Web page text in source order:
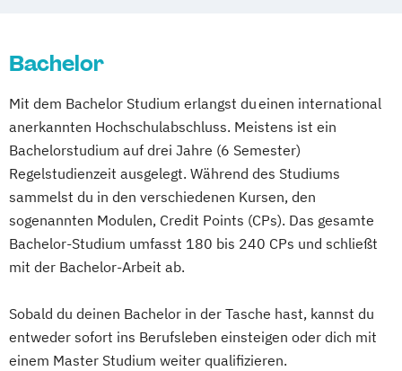
International Business Administration
Personalmanagement und Corporate
Learning
Rechnungswesen für das Management
Strategische Unternehmensplanung und
Financial Modeling
Unternehmensführung
Bachelor
Mit dem Bachelor Studium erlangst du einen international
anerkannten Hochschulabschluss. Meistens ist ein
Bachelorstudium auf drei Jahre (6 Semester)
Regelstudienzeit ausgelegt. Während des Studiums
sammelst du in den verschiedenen Kursen, den
sogenannten Modulen, Credit Points (CPs). Das gesamte
Bachelor-Studium umfasst 180 bis 240 CPs und schließt
mit der Bachelor-Arbeit ab.
Sobald du deinen Bachelor in der Tasche hast, kannst du
entweder sofort ins Berufsleben einsteigen oder dich mit
einem Master Studium weiter qualifizieren.